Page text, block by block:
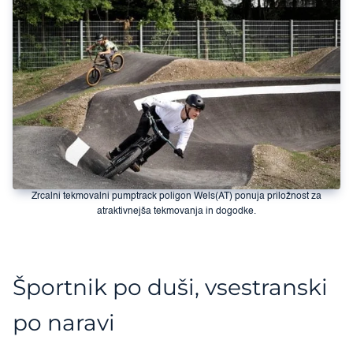
Zrcalni tekmovalni pumptrack poligon Wels(AT) ponuja priložnost za
atraktivnejša tekmovanja in dogodke.
Športnik po duši, vsestranski
po naravi